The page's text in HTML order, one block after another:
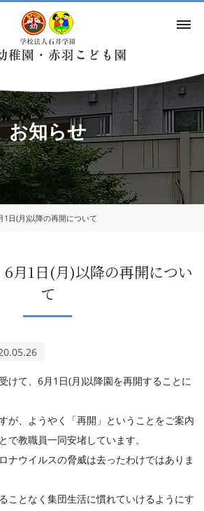
お知らせ
1日(月)以降の再開について
6月1日(月)以降の再開につい
て
けて、6月1日(月)以降園を再開することに
が、ようやく「再開」ということをご案内
で教職員一同安堵しています。
ナウイルスの脅威は去ったわけではありま
ことなく集団生活に慣れていけるようにす